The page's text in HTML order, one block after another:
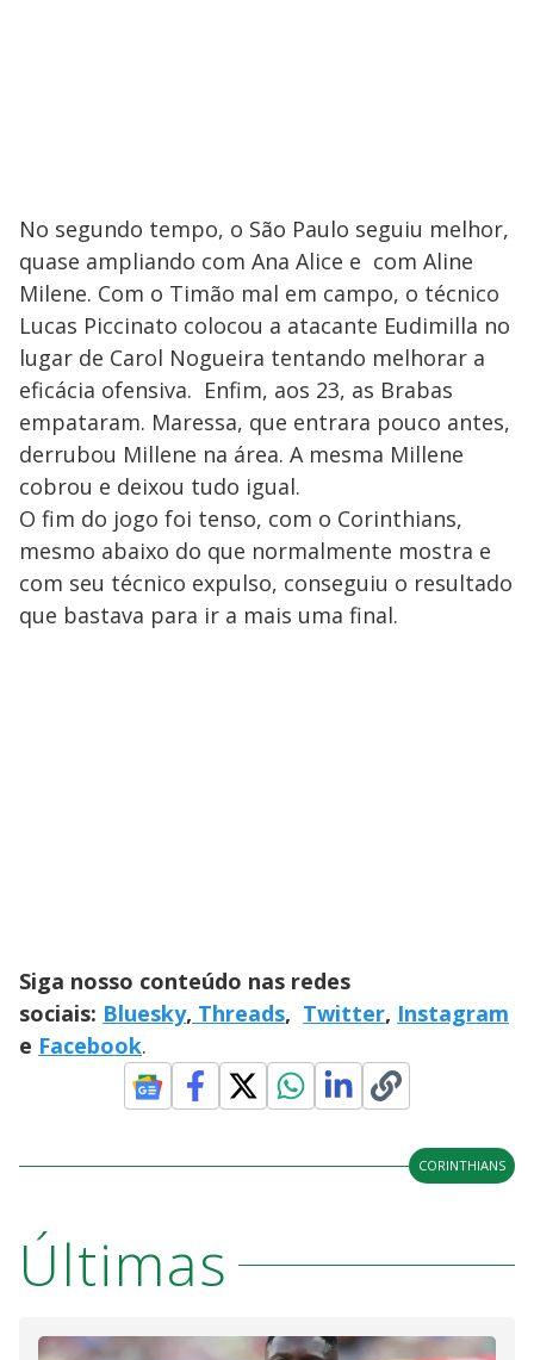
No segundo tempo, o São Paulo seguiu melhor,
quase ampliando com Ana Alice e com Aline
Milene. Com o Timão mal em campo, o técnico
Lucas Piccinato colocou a atacante Eudimilla no
lugar de Carol Nogueira tentando melhorar a
eficácia ofensiva. Enfim, aos 23, as Brabas
empataram. Maressa, que entrara pouco antes,
derrubou Millene na área. A mesma Millene
cobrou e deixou tudo igual.
O fim do jogo foi tenso, com o Corinthians,
mesmo abaixo do que normalmente mostra e
com seu técnico expulso, conseguiu o resultado
que bastava para ir a mais uma final.
Siga nosso conteúdo nas redes
sociais: Bluesky, Threads, Twitter, Instagram
e Facebook.
CORINTHIANS
Últimas